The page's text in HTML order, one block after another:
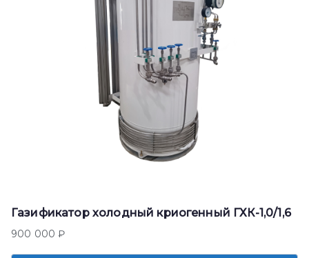
Газификатор холодный криогенный ГХК-1,0/1,6
900 000₽